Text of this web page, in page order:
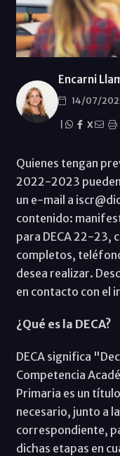
Encarni
14/07/
X
Quienes tengan
2022-2023
un e-mail a
contenido:
para DECA 22-23,
completos,
desea realizar.
en contacto con el
¿Qué es la DECA?
DECA significa
Competencia
Primaria es un
necesario, junto a
correspondiente,
dichas etapas en